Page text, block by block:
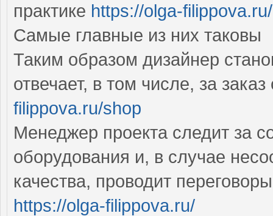
практике https://olga-
Самые главные из них таковы
Таким образом дизайнер
отвечает, в том числе, за
filippova.ru/shop
Менеджер проекта следит за
оборудования и, в случае
качества, проводит
https://olga-filippova.ru/